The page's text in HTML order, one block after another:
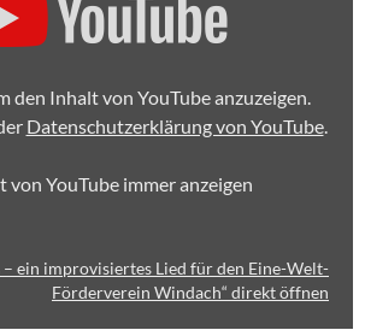
den Inhalt von YouTube anzuzeigen.
Datenschutzerklärung von YouTube.
von YouTube immer anzeigen
– ein improvisiertes Lied für den Eine-Welt-
Förderverein Windach“ direkt öffnen